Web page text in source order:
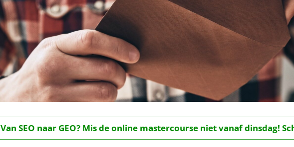
Van SEO naar GEO? Mis de online mastercourse niet vanaf dinsdag!